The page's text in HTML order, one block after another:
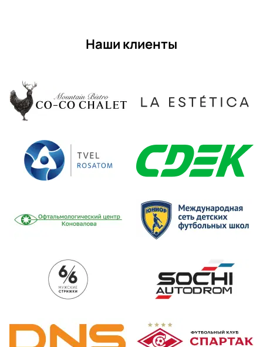
Наши клиенты